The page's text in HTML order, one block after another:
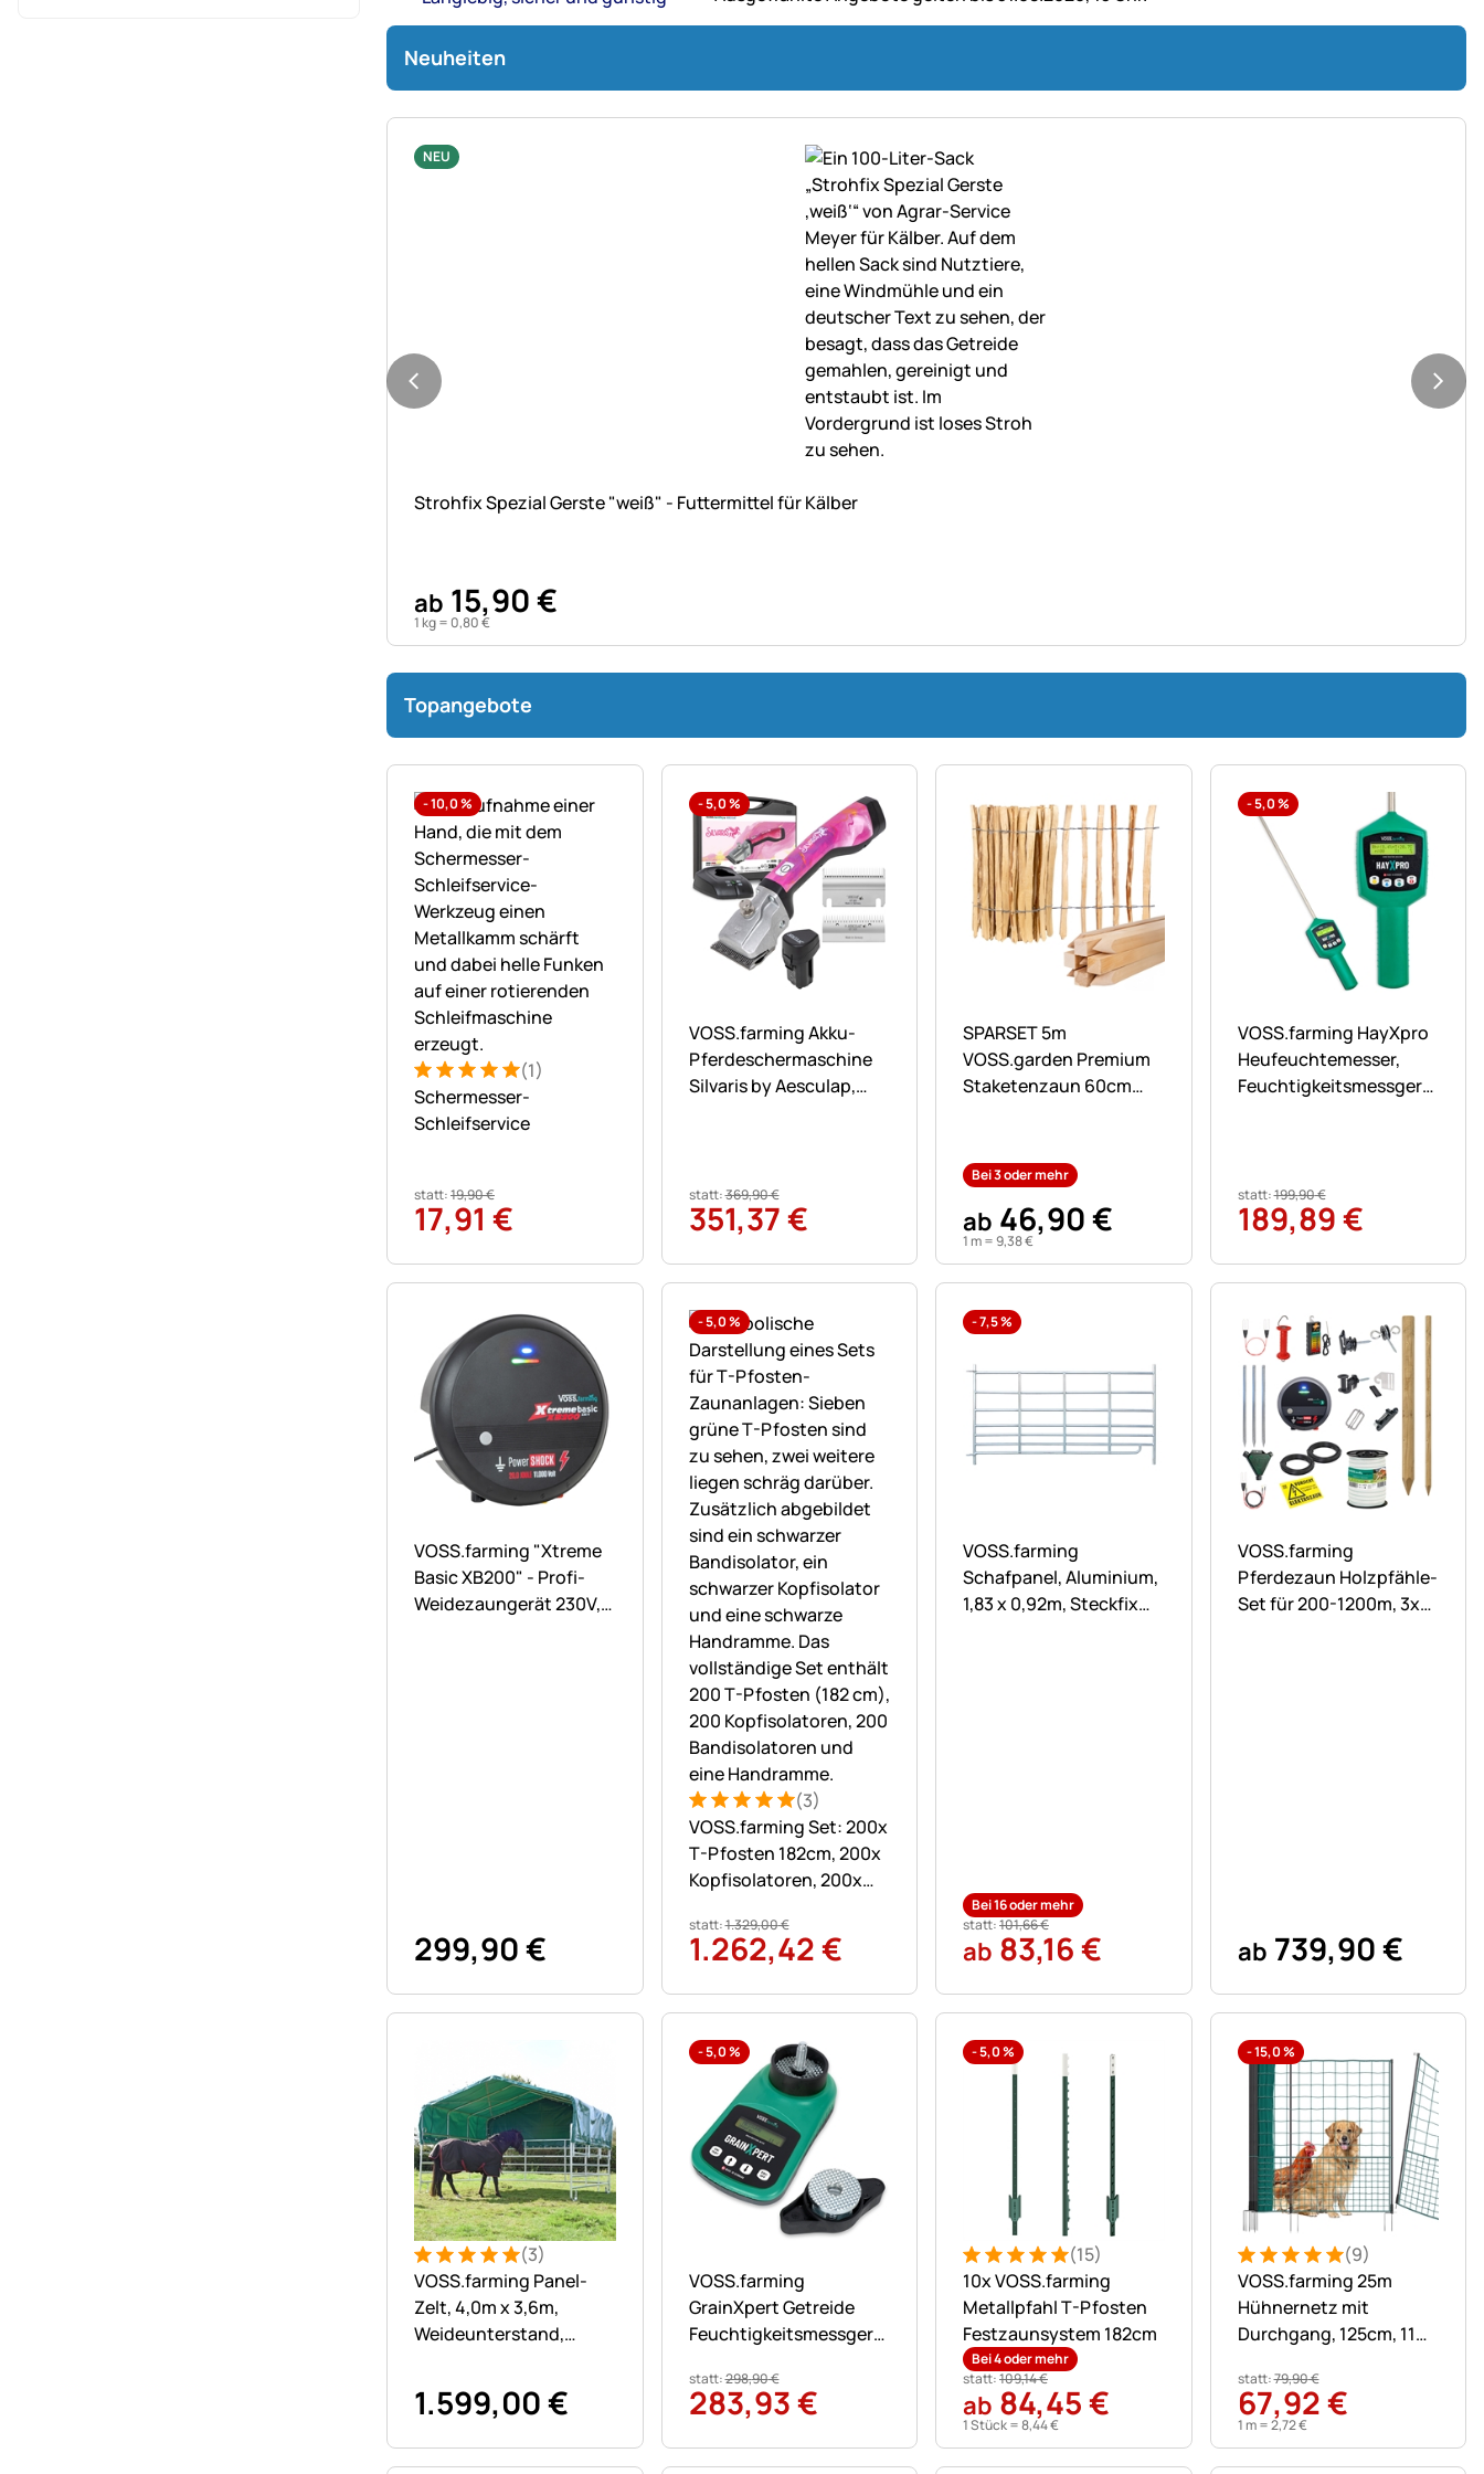
Neuheiten
NEU
Strohfix Spezial Gerste "weiß" - Futtermittel für Kälber
ab 15,90€
1 kg = 0,80€
Topangebote
-10,0%
Bewertung: 5 von 5 (1 Bewertungen)
1 Bewertung (1)
Schermesser-
Schleifservice
statt:19,90€
17,91 €
-5,0%
VOSS.farming Akku-
Pferdeschermaschine
Silvaris by Aesculap,
statt:369,90€
351,37€
SPARSET 5m
VOSS.garden Premium
Staketenzaun 60cm
90cm
Bei 3 oder mehr
ab 46,90€
1 m =9,38€
-5,0%
VOSS.farming HayXpro
Heufeuchtemesser,
Feuchtigkeitsmessgerät
statt:199,90€
189,89€
Noch keine Bewertungen abgegeben
VOSS.farming "Xtreme
Basic XB200" - Profi-
Weidezaungerät 230V,
299,90€
-5,0%
Bewertung: 5 von 5 (3 Bewertungen)
3 Bewertungen
(3)
VOSS.farming Set: 200x
T-Pfosten 182cm, 200x
Kopfisolatoren, 200x
Handramme
statt:1.329,00€
1.262,42€
-7,5%
VOSS.farming
Schafpanel, Aluminium,
1,83 x 0,92m, Steckfix
Bei 16 oder mehr
statt:101,66€
ab 83,16€
VOSS.farming
Pferdezaun Holzpfähle-
Set für 200-1200m, 3x
ab 739,90€
Bewertung: 5 von 5 (3 Bewertungen)
3 Bewertungen
(3)
VOSS.farming Panel-
Zelt, 4,0m x 3,6m,
Weideunterstand,
1.599,00€
-5,0%
Noch keine Bewertungen abgegeben
VOSS.farming
GrainXpert Getreide
Feuchtigkeitsmessgerät
Transportkoffer
statt:298,90€
283,93€
-5,0%
Bewertung: 5 von 5 (15 Bewertungen)
15 Bewertungen
(15)
10x VOSS.farming
Metallpfahl T-Pfosten
Festzaunsystem 182cm
Bei 4 oder mehr
statt:109,14€
ab 84,45€
1 Stück =8,44€
-15,0%
Bewertung: 5 von 5 (9
9 Bewertungen
(9)
VOSS.farming 25m
Hühnernetz mit
Durchgang, 125cm, 11
ohne Strom
statt:79,90€
67,92€
1 m =2,72€